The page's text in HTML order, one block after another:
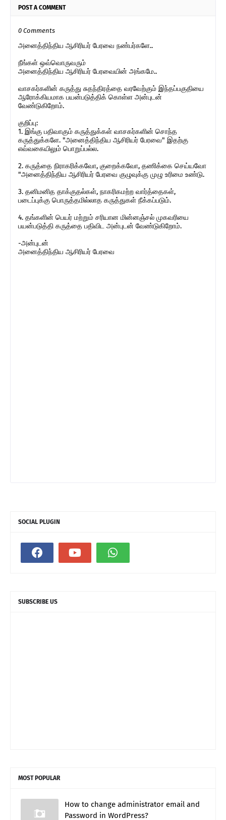
POST A COMMENT
0 Comments
அனைத்திந்திய ஆசிரியர் பேரவை நண்பர்களே..
நீங்கள் ஒவ்வொருவரும்
அனைத்திந்திய ஆசிரியர் பேரவையின் அங்கமே..
வாசகர்களின் கருத்து சுதந்திரத்தை வரவேற்கும் இந்தப்பகுதியை
ஆரோக்கியமாக பயன்படுத்திக் கொள்ள அன்புடன்
வேண்டுகிறோம்.
குறிப்பு:
1. இங்கு பதிவாகும் கருத்துக்கள் வாசகர்களின் சொந்த
கருத்துக்களே. "அனைத்திந்திய ஆசிரியர் பேரவை" இதற்கு
எவ்வகையிலும் பொறுப்பல்ல.
2. கருத்தை நிராகரிக்கவோ, குறைக்கவோ, தணிக்கை செய்யவோ
"அனைத்திந்திய ஆசிரியர் பேரவை குழுவுக்கு முழு உரிமை உண்டு.
3. தனிமனித தாக்குதல்கள், நாகரிகமற்ற வார்த்தைகள்,
படைப்புக்கு பொருத்தமில்லாத கருத்துகள் நீக்கப்படும்.
4. தங்களின் பெயர் மற்றும் சரியான மின்னஞ்சல் முகவரியை
பயன்படுத்தி கருத்தை பதிவிட அன்புடன் வேண்டுகிறோம்.
-அன்புடன்
அனைத்திந்திய ஆசிரியர் பேரவை
SOCIAL PLUGIN
SUBSCRIBE US
MOST POPULAR
How to change administrator email and
Password in WordPress?